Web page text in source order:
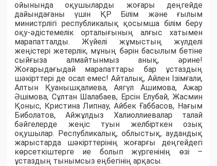
ойынында оқушыларды жоғары деңгейде
дайындағаны үшін ҚР Білім және ғылым
министрлігі республикалық қосымша білім беру
оқу-әдістемелік орталығының алғыс хатымен
марапатталды. Жүйелі жұмыстың жүлделі
жеңістері жетерлік, мұның бәрін басылым бетіне
сыйғыза алмайтынмыз анық, әрине!
Жоғарыдағыдай марапаттары бар ұстаздың
шәкірттері де осал емес! Айталық, Айлен Ізімғали,
Алтын Қуанышқалиева, Аягүл Ашимова, Ажар
Әшімова, Сұлтан Шалабаев, Ерсін Елубай, Жасмин
Қоныс, Кристина Липнау, Айбек Ғаббасов, Нағым
Биболатов, Айжұлдыз Халиоллиевалар талай
бәйгелерде жеңіс туын желбірткен озық
оқушылар. Республикалық, облыстық, аудандық
жарыстарда шәкірттерінің жоғарғы деңгейдегі
көрсеткіштерге ие болып жүргенінің өзі –
ұстаздың тынымсыз еңбегінің арқасы.